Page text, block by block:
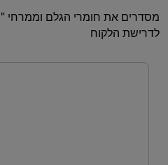
מסדרים את חומרי הגלם
לדרישת הלקוח